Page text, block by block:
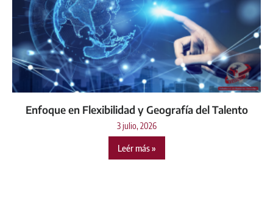
Enfoque en Flexibilidad y Geografía del Talento
3 julio, 2026
Leér más »